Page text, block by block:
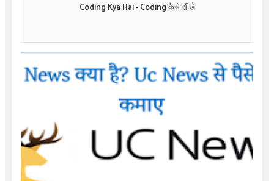
Coding Kya Hai - Coding कैसे सीखे